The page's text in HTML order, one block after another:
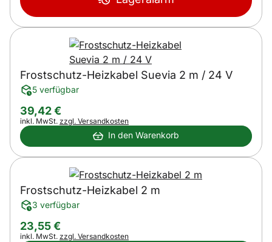
Frostschutz-Heizkabel Suevia 2 m / 24 V
5 verfügbar
39,42€
Steuerhinweis:
inkl. MwSt. zzgl. Versandkosten
In den Warenkorb
Frostschutz-Heizkabel 2 m
3 verfügbar
23,55€
Steuerhinweis:
inkl. MwSt. zzgl. Versandkosten